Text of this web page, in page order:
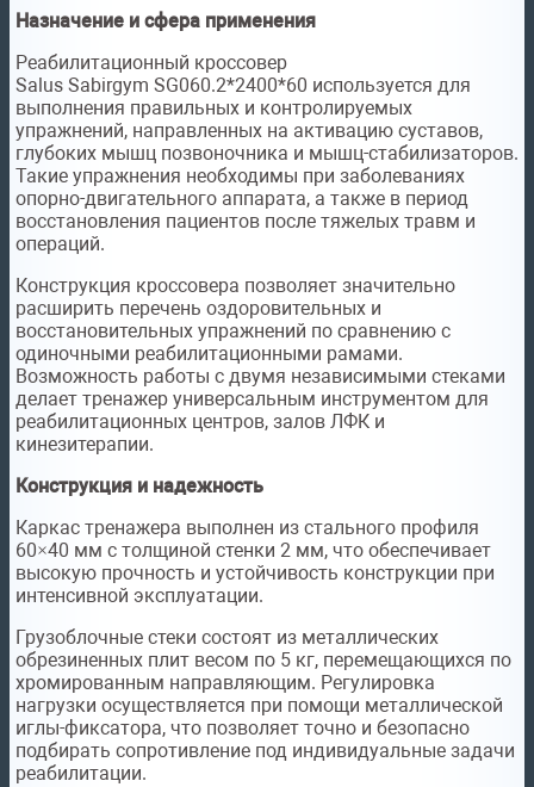
Назначение и сфера применения
Реабилитационный кроссовер
Salus Sabirgym SG060.2*2400*60 используется для
выполнения правильных и контролируемых
упражнений, направленных на активацию суставов,
глубоких мышц позвоночника и мышц-стабилизаторов.
Такие упражнения необходимы при заболеваниях
опорно-двигательного аппарата, а также в период
восстановления пациентов после тяжелых травм и
операций.
Конструкция кроссовера позволяет значительно
расширить перечень оздоровительных и
восстановительных упражнений по сравнению с
одиночными реабилитационными рамами.
Возможность работы с двумя независимыми стеками
делает тренажер универсальным инструментом для
реабилитационных центров, залов ЛФК и
кинезитерапии.
Конструкция и надежность
Каркас тренажера выполнен из стального профиля
60×40 мм с толщиной стенки 2 мм, что обеспечивает
высокую прочность и устойчивость конструкции при
интенсивной эксплуатации.
Грузоблочные стеки состоят из металлических
обрезиненных плит весом по 5 кг, перемещающихся по
хромированным направляющим. Регулировка
нагрузки осуществляется при помощи металлической
иглы-фиксатора, что позволяет точно и безопасно
подбирать сопротивление под индивидуальные задачи
реабилитации.